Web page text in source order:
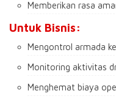
Memberikan rasa
Untuk Bisnis:
Mengontrol armada
Monitoring aktivitas
Menghemat biaya